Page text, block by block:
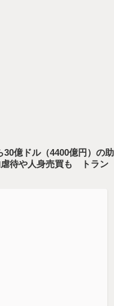
30億ドル（4400億円）の助
待や人身売買も トラン